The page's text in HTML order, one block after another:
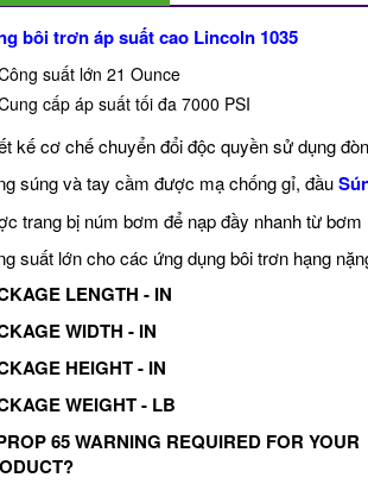
bôi trơn áp suất cao Lincoln 1035
suất lớn 21 Ounce
cấp áp suất tối đa 7000 PSI
kế cơ chế chuyển đổi độc quyền sử dụng
súng và tay cầm được mạ chống gỉ, đầu
trang bị núm bơm để nạp đầy nhanh từ bơm
suất lớn cho các ứng dụng bôi trơn hạng
LENGTH - IN
WIDTH - IN
HEIGHT - IN
WEIGHT - LB
65 WARNING REQUIRED FOR YOUR